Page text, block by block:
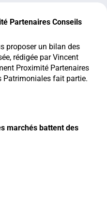
Partenaires Conseils
proposer un bilan des
rédigée par Vincent
Proximité Partenaires
Patrimoniales fait partie.
marchés battent des